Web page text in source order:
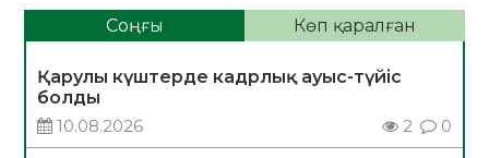
Соңғы Көп қаралған
Қарулы күштерде кадрлық ауыс-түйіс
болды
10.08.2026
2 0